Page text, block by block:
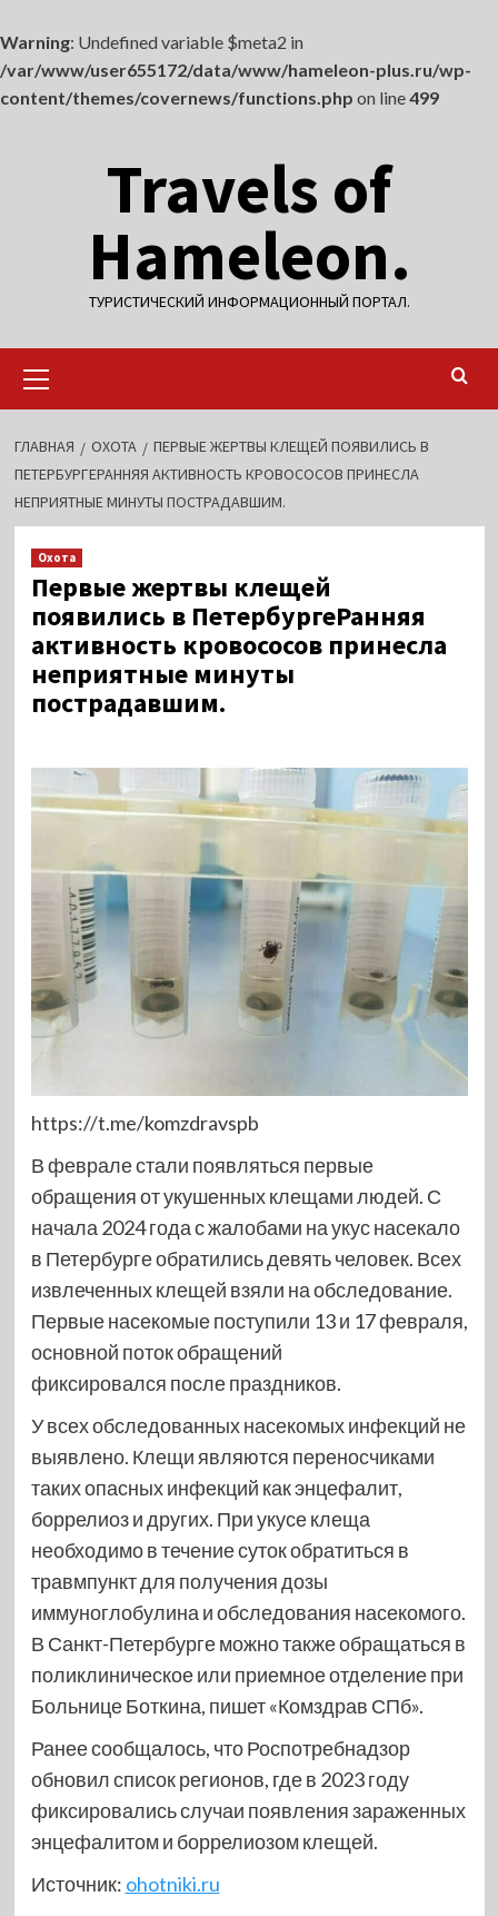
Warning: Undefined variable $meta2 in
/var/www/user655172/data/www/hameleon-plus.ru/wp-
content/themes/covernews/functions.php on line499
Travels of
Hameleon.
ТУРИСТИЧЕСКИЙ ИНФОРМАЦИОННЫЙ ПОРТАЛ.
меню
ГЛАВНАЯ ОХОТА
ПЕРВЫЕ ЖЕРТВЫ КЛЕЩЕЙ ПОЯВИЛИСЬ В
ПЕТЕРБУРГЕРАННЯЯ АКТИВНОСТЬ КРОВОСОСОВ ПРИНЕСЛА
НЕПРИЯТНЫЕ МИНУТЫ ПОСТРАДАВШИМ.
Охота
Первые жертвы клещей
появились в ПетербургеРанняя
активность кровососов принесла
неприятные минуты
пострадавшим.
https://t.me/komzdravspb
В феврале стали появляться первые
обращения от укушенных клещами людей. С
начала 2024 года с жалобами на укус насекало
в Петербурге обратились девять человек. Всех
извлеченных клещей взяли на обследование.
Первые насекомые поступили 13 и 17 февраля,
основной поток обращений
фиксировался после праздников.
У всех обследованных насекомых инфекций не
выявлено. Клещи являются переносчиками
таких опасных инфекций как энцефалит,
боррелиоз и других. При укусе клеща
необходимо в течение суток обратиться в
травмпункт для получения дозы
иммуноглобулина и обследования насекомого.
В Санкт-Петербурге можно также обращаться в
поликлиническое или приемное отделение при
Больнице Боткина, пишет «Комздрав СПб».
Ранее сообщалось, что Роспотребнадзор
обновил список регионов, где в 2023 году
фиксировались случаи появления зараженных
энцефалитом и боррелиозом клещей.
Источник: ohotniki.ru